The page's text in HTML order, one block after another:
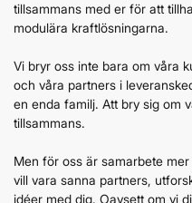
tillsammans med er för att
modulära kraftlösningarna.
Vi bryr oss inte bara om våra
och våra partners i
en enda familj. Att bry sig om
tillsammans.
Men för oss är samarbete
vill vara sanna partners,
idéer med dig. Oavsett om vi